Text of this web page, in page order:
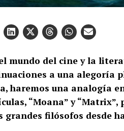
mundo del cine y la
a una alegoría
haremos una analogía
“Moana” y
grandes filósofos desde